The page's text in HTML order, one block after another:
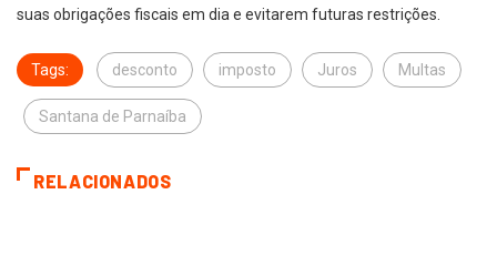
suas obrigações fiscais em dia e evitarem futuras restrições.
Tags: desconto imposto Juros Multas
Santana de Parnaíba
RELACIONADOS